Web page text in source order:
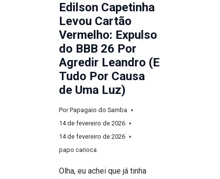
Edilson Capetinha
Levou Cartão
Vermelho: Expulso
do BBB 26 Por
Agredir Leandro (E
Tudo Por Causa
de Uma Luz)
Por Papagaio do Samba
14 de fevereiro de 2026
14 de fevereiro de 2026
papo carioca
Olha, eu achei que já tinha